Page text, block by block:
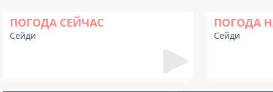
ПОГОДА СЕЙЧАС
Сейди
ПОГОДА
Сейди